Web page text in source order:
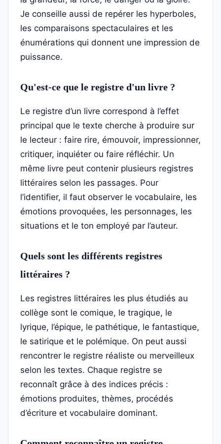
Je conseille aussi de repérer les hyperboles,
les comparaisons spectaculaires et les
énumérations qui donnent une impression de
puissance.
Qu'est-ce que le registre d'un livre ?
Le registre d’un livre correspond à l’effet
principal que le texte cherche à produire sur
le lecteur : faire rire, émouvoir, impressionner,
critiquer, inquiéter ou faire réfléchir. Un
même livre peut contenir plusieurs registres
littéraires selon les passages. Pour
l’identifier, il faut observer le vocabulaire, les
émotions provoquées, les personnages, les
situations et le ton employé par l’auteur.
Quels sont les différents registres
littéraires ?
Les registres littéraires les plus étudiés au
collège sont le comique, le tragique, le
lyrique, l’épique, le pathétique, le fantastique,
le satirique et le polémique. On peut aussi
rencontrer le registre réaliste ou merveilleux
selon les textes. Chaque registre se
reconnaît grâce à des indices précis :
émotions produites, thèmes, procédés
d’écriture et vocabulaire dominant.